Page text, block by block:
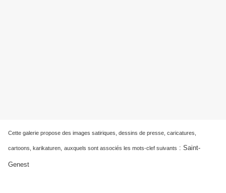
Cette galerie propose des images satiriques, dessins de presse, caricatures,
cartoons, karikaturen, auxquels sont associés les mots-clef suivants : Saint-
Genest